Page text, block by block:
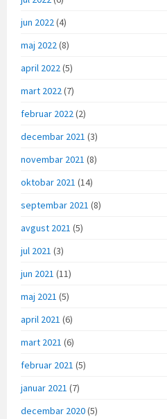
jun 2022(4)
maj 2022(8)
april 2022(5)
mart 2022(7)
februar 2022(2)
decembar 2021 (3)
novembar 2021 (8)
oktobar 2021 (14)
septembar 2021 (8)
avgust 2021 (5)
jul 2021 (3)
jun 2021 (11)
maj 2021 (5)
april 2021 (6)
mart 2021 (6)
februar 2021 (5)
januar 2021 (7)
decembar 2020(5)